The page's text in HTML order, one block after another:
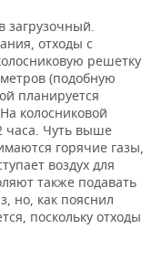
загрузочный.
отходы с
решетку
(подобную
планируется
колосниковой
часа. Чуть выше
горячие газы,
воздух для
также подавать
но, как пояснил
поскольку отходы